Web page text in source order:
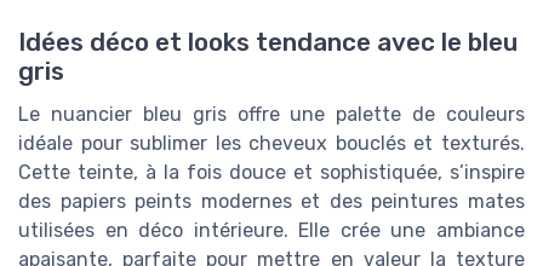
Idées déco et looks tendance avec le bleu
gris
Le nuancier bleu gris offre une palette de couleurs
idéale pour sublimer les cheveux bouclés et texturés.
Cette teinte, à la fois douce et sophistiquée, s’inspire
des papiers peints modernes et des peintures mates
utilisées en déco intérieure. Elle crée une ambiance
apaisante, parfaite pour mettre en valeur la texture